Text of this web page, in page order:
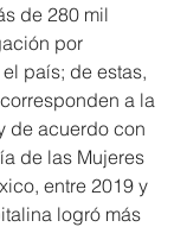
de 280 mil
por
país; de estas,
a la
de acuerdo con
de las Mujeres
entre 2019 y
logró más